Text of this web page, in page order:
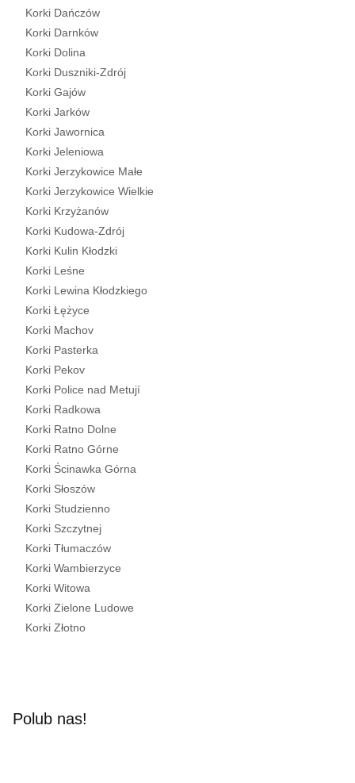
Korki Dańczów
Korki Darnków
Korki Dolina
Korki Duszniki-Zdrój
Korki Gajów
Korki Jarków
Korki Jawornica
Korki Jeleniowa
Korki Jerzykowice Małe
Korki Jerzykowice Wielkie
Korki Krzyżanów
Korki Kudowa-Zdrój
Korki Kulin Kłodzki
Korki Leśne
Korki Lewina Kłodzkiego
Korki Łężyce
Korki Machov
Korki Pasterka
Korki Pekov
Korki Police nad Metují
Korki Radkowa
Korki Ratno Dolne
Korki Ratno Górne
Korki Ścinawka Górna
Korki Słoszów
Korki Studzienno
Korki Szczytnej
Korki Tłumaczów
Korki Wambierzyce
Korki Witowa
Korki Zielone Ludowe
Korki Złotno
Polub nas!